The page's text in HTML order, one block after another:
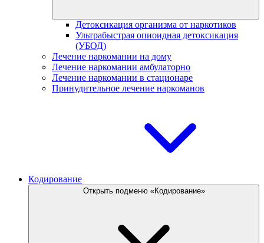
Детоксикация организма от наркотиков
Ультрабыстрая опиоидная детоксикация
(УБОД)
Лечение наркомании на дому
Лечение наркомании амбулаторно
Лечение наркомании в стационаре
Принудительное лечение наркоманов
Кодирование
Открыть подменю «Кодирование»